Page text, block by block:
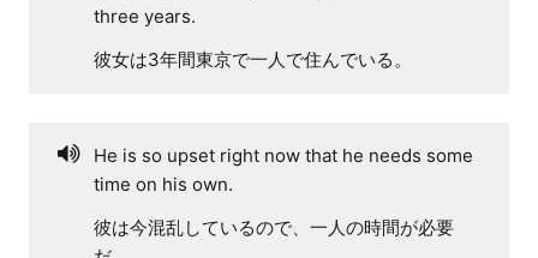
three years.
彼女は3年間東京で一人で住んでいる。
He is so upset right now that he needs some
time on his own.
彼は今混乱しているので、一人の時間が必要